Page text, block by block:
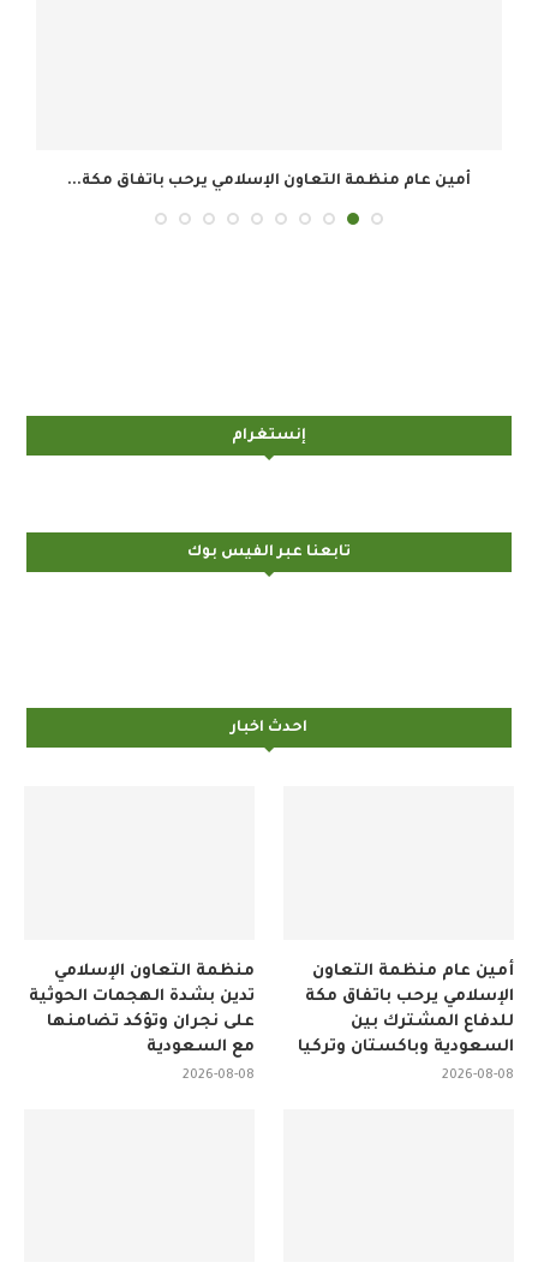
أمين عام منظمة التعاون الإسلامي يرحب باتفاق مكة...
إنستغرام
تابعنا عبر الفيس بوك
احدث اخبار
منظمة التعاون الإسلامي
تدين بشدة الهجمات الحوثية
على نجران وتؤكد تضامنها
مع السعودية
2026-08-08
أمين عام منظمة التعاون
الإسلامي يرحب باتفاق مكة
للدفاع المشترك بين
السعودية وباكستان وتركيا
2026-08-08